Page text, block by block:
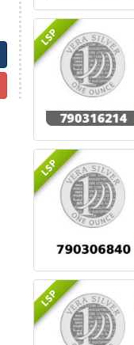
LSP
LSP
LSP